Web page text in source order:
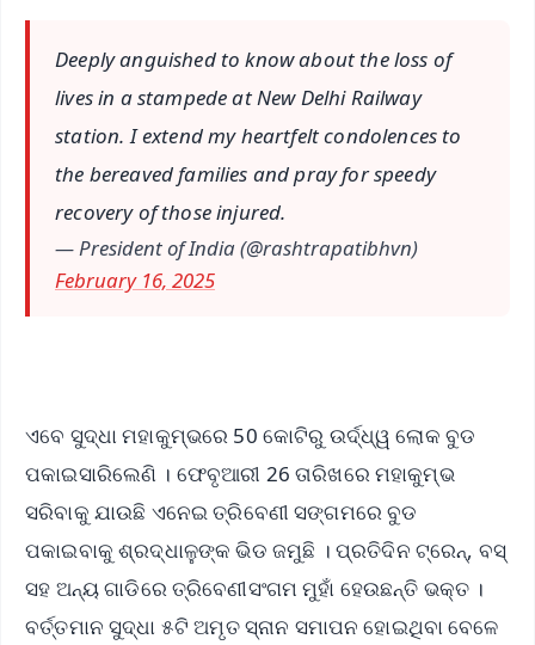
Deeply anguished to know about the loss of
lives in a stampede at New Delhi Railway
station. I extend my heartfelt condolences to
the bereaved families and pray for speedy
recovery of those injured.
— President of India (@rashtrapatibhvn)
February 16, 2025
ଏବେ ସୁଦ୍ଧା ମହାକୁମ୍ଭରେ 50 କୋଟିରୁ ଉର୍ଦ୍ଧ୍ୱ ଲୋକ ବୁଡ
ପକାଇସାରିଲେଣି । ଫେବୃଆରୀ 26 ତାରିଖରେ ମହାକୁମ୍ଭ
ସରିବାକୁ ଯାଉଛି ଏନେଇ ତ୍ରିବେଣୀ ସଙ୍ଗମରେ ବୁଡ
ପକାଇବାକୁ ଶ୍ରଦ୍ଧାଳୁଙ୍କ ଭିଡ ଜମୁଛି । ପ୍ରତିଦିନ ଟ୍ରେନ୍, ବସ୍
ସହ ଅନ୍ୟ ଗାଡିରେ ତ୍ରିବେଣୀସଂଗମ ମୁହାଁ ହେଉଛନ୍ତି ଭକ୍ତ ।
ବର୍ତ୍ତମାନ ସୁଦ୍ଧା ୫ଟି ଅମୃତ ସ୍ନାନ ସମାପନ ହୋଇଥିବା ବେଳେ